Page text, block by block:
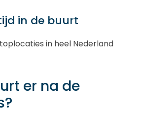
in de buurt
in heel Nederland
er na de